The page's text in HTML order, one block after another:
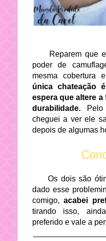
Reparem que
poder de
mesma cobertura
única chateação
espera que altere
durabilidade.Pelo
cheguei a ver ele
depois de algumas
Os dois são
dado esse
comigo, acabei
tirando isso,
preferido e vale a